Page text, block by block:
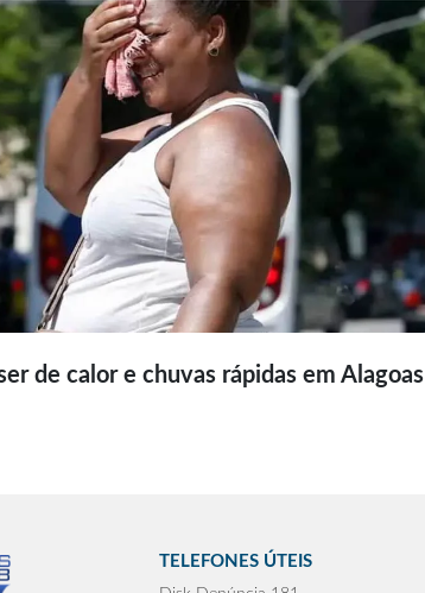
de calor e chuvas rápidas em Alagoas
TELEFONES ÚTEIS